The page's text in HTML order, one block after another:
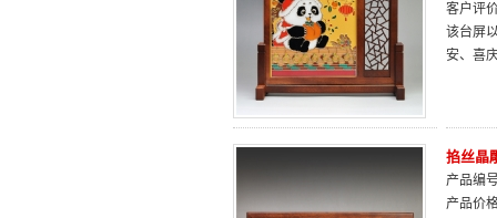
客户评
该台屏
安、喜
掐丝晶
产品编
产品价